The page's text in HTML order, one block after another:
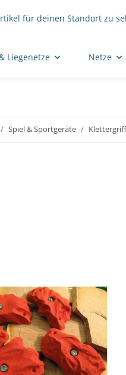
für deinen Standort zu
Liegenetze Netze
Spiel & Sportgeräte